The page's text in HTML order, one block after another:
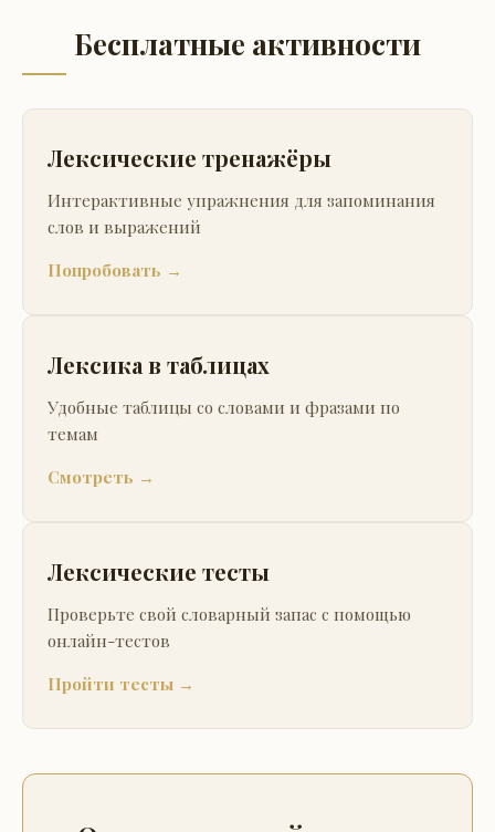
Бесплатные активности
Лексические тренажёры
Интерактивные упражнения для запоминания
слов и выражений
Попробовать →
Лексика в таблицах
Удобные таблицы со словами и фразами по
темам
Смотреть →
Лексические тесты
Проверьте свой словарный запас с помощью
онлайн-тестов
Пройти тесты →